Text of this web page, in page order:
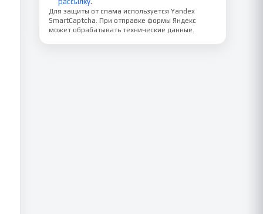
Для защиты от спама используется Yandex
SmartCaptcha. При отправке формы Яндекс
может обрабатывать технические данные.